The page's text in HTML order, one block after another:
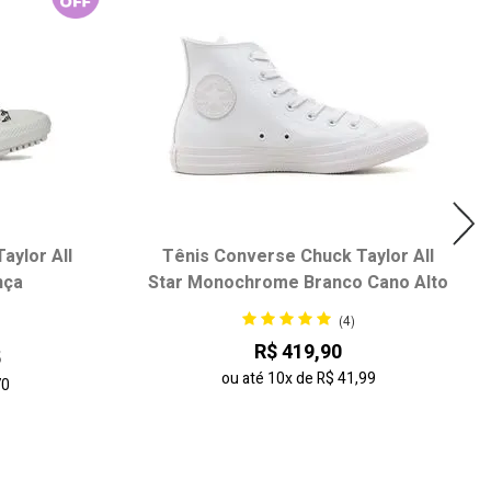
All
Tênis Converse Chuck Taylor All
Star Monochrome Branco Cano Alto
(4)
R$ 419,90
ou até 10xdeR$ 41,99